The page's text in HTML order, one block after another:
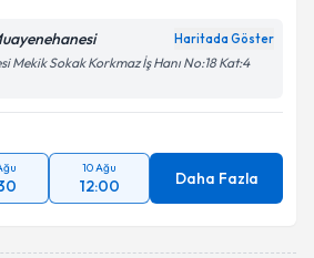
Haritada Göster
Mekik Sokak Korkmaz İş Hanı No:18 Kat:4
10 Ağu
12:00 Daha Fazla